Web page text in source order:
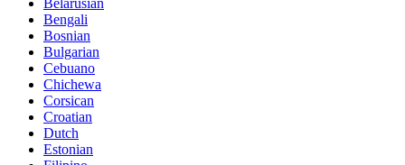
Belarusian
Bengali
Bosnian
Bulgarian
Cebuano
Chichewa
Corsican
Croatian
Dutch
Estonian